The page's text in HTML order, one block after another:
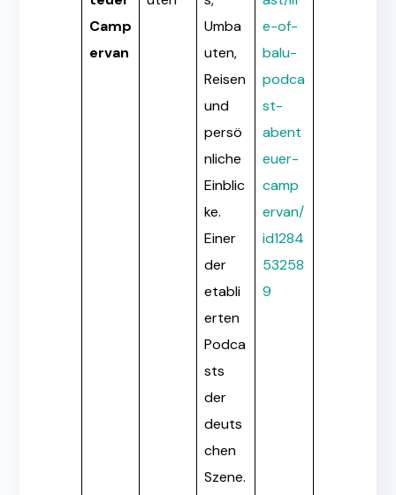
Camp
ervan
Umba
uten,
Reisen
und
persö
nliche
Einblic
ke.
Einer
der
etabli
erten
Podca
sts
der
deuts
chen
Szene.
e-of-
balu-
podca
st-
abent
euer-
camp
ervan/
id1284
53258
9